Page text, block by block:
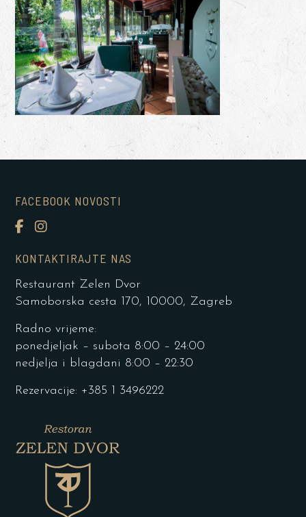
FACEBOOK NOVOSTI
KONTAKTIRAJTE NAS
Restaurant Zelen Dvor
Samoborska cesta 170, 10000, Zagreb
Radno vrijeme:
ponedjeljak – subota 8:00 – 24:00
nedjelja i blagdani 8:00 – 22:30
Rezervacije: +385 1 3496222